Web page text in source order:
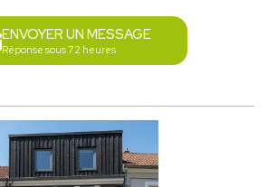
ENVOYER UN MESSAGE
Réponse sous 72 heures